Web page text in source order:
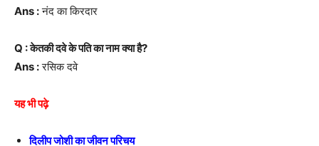
Ans :नंद का किरदार
Q : केतकी दवे के पति का नाम क्या है?
Ans :रसिक दवे
यह भी पढ़े
दिलीप जोशी का जीवन परिचय